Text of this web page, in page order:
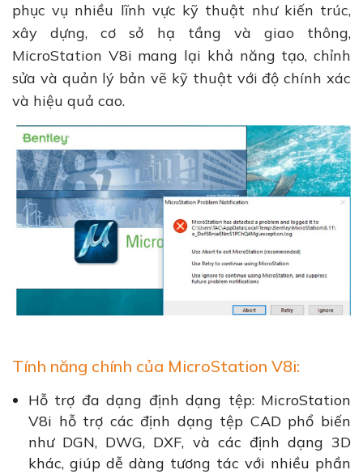
phục vụ nhiều lĩnh vực kỹ thuật như kiến trúc,
xây dựng, cơ sở hạ tầng và giao thông,
MicroStation V8i mang lại khả năng tạo, chỉnh
sửa và quản lý bản vẽ kỹ thuật với độ chính xác
và hiệu quả cao.
Tính năng chính của MicroStation V8i:
Hỗ trợ đa dạng định dạng tệp: MicroStation
V8i hỗ trợ các định dạng tệp CAD phổ biến
như DGN, DWG, DXF, và các định dạng 3D
khác, giúp dễ dàng tương tác với nhiều phần